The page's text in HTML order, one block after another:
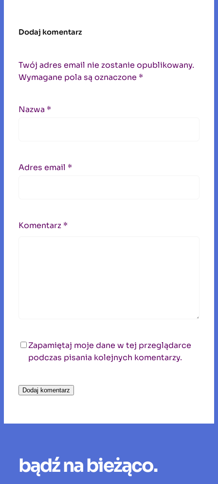
Dodaj komentarz
Twój adres email nie zostanie opublikowany.
Wymagane pola są oznaczone *
Nazwa *
Adres email *
Komentarz *
Zapamiętaj moje dane w tej przeglądarce
podczas pisania kolejnych komentarzy.
bądź na bieżąco.